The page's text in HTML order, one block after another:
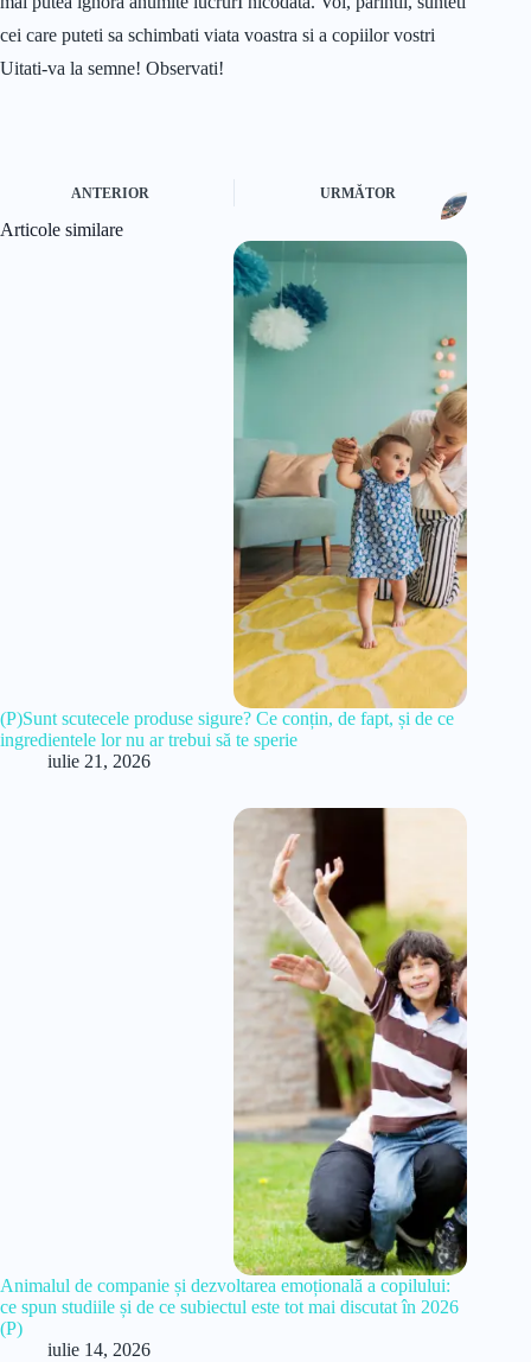
cei care puteti sa schimbati viata voastra si a copiilor vostri
Uitati-va la semne! Observati!
ANTERIOR URMĂTOR
Articole similare
(P)Sunt scutecele produse sigure? Ce conțin, de fapt, și de ce
ingredientele lor nu ar trebui să te sperie
iulie 21, 2026
Animalul de companie și dezvoltarea emoțională a copilului:
ce spun studiile și de ce subiectul este tot mai discutat în 2026
(P)
iulie 14, 2026